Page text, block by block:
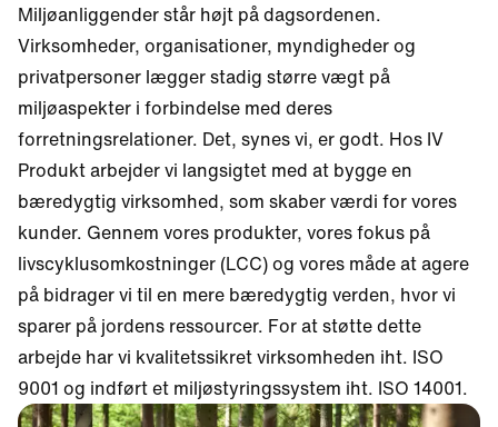
Miljøanliggender står højt på dagsordenen.
Virksomheder, organisationer, myndigheder og
privatpersoner lægger stadig større vægt på
miljøaspekter i forbindelse med deres
forretningsrelationer. Det, synes vi, er godt. Hos IV
Produkt arbejder vi langsigtet med at bygge en
bæredygtig virksomhed, som skaber værdi for vores
kunder. Gennem vores produkter, vores fokus på
livscyklusomkostninger (LCC) og vores måde at agere
på bidrager vi til en mere bæredygtig verden, hvor vi
sparer på jordens ressourcer. For at støtte dette
arbejde har vi kvalitetssikret virksomheden iht. ISO
9001 og indført et miljøstyringssystem iht. ISO 14001.